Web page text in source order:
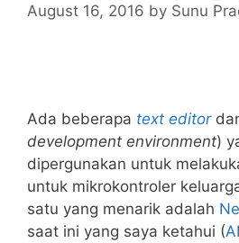
August 16, 2016 by Sunu
Ada beberapa text editor
development environment)
dipergunakan untuk
untuk mikrokontroler
satu yang menarik adalah
saat ini yang saya ketahui (